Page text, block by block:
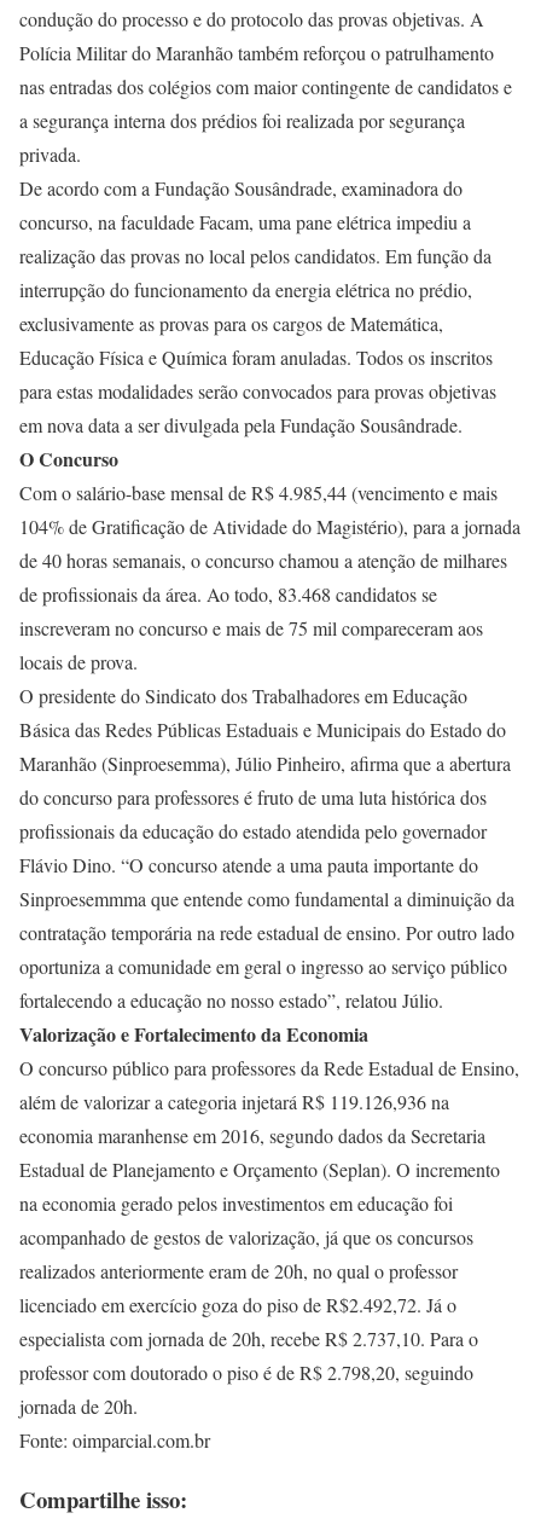
condução do processo e do protocolo das provas objetivas. A
Polícia Militar do Maranhão também reforçou o patrulhamento
nas entradas dos colégios com maior contingente de candidatos e
a segurança interna dos prédios foi realizada por segurança
privada.
De acordo com a Fundação Sousândrade, examinadora do
concurso, na faculdade Facam, uma pane elétrica impediu a
realização das provas no local pelos candidatos. Em função da
interrupção do funcionamento da energia elétrica no prédio,
exclusivamente as provas para os cargos de Matemática,
Educação Física e Química foram anuladas. Todos os inscritos
para estas modalidades serão convocados para provas objetivas
em nova data a ser divulgada pela Fundação Sousândrade.
O Concurso
Com o salário-base mensal de R$ 4.985,44 (vencimento e mais
104% de Gratificação de Atividade do Magistério), para a jornada
de 40 horas semanais, o concurso chamou a atenção de milhares
de profissionais da área. Ao todo, 83.468 candidatos se
inscreveram no concurso e mais de 75 mil compareceram aos
locais de prova.
O presidente do Sindicato dos Trabalhadores em Educação
Básica das Redes Públicas Estaduais e Municipais do Estado do
Maranhão (Sinproesemma), Júlio Pinheiro, afirma que a abertura
do concurso para professores é fruto de uma luta histórica dos
profissionais da educação do estado atendida pelo governador
Flávio Dino. “O concurso atende a uma pauta importante do
Sinproesemmma que entende como fundamental a diminuição da
contratação temporária na rede estadual de ensino. Por outro lado
oportuniza a comunidade em geral o ingresso ao serviço público
fortalecendo a educação no nosso estado”, relatou Júlio.
Valorização e Fortalecimento da Economia
O concurso público para professores da Rede Estadual de Ensino,
além de valorizar a categoria injetará R$ 119.126,936 na
economia maranhense em 2016, segundo dados da Secretaria
Estadual de Planejamento e Orçamento (Seplan). O incremento
na economia gerado pelos investimentos em educação foi
acompanhado de gestos de valorização, já que os concursos
realizados anteriormente eram de 20h, no qual o professor
licenciado em exercício goza do piso de R$2.492,72. Já o
especialista com jornada de 20h, recebe R$ 2.737,10. Para o
professor com doutorado o piso é de R$ 2.798,20, seguindo
jornada de 20h.
Fonte: oimparcial.com.br
Compartilhe isso: